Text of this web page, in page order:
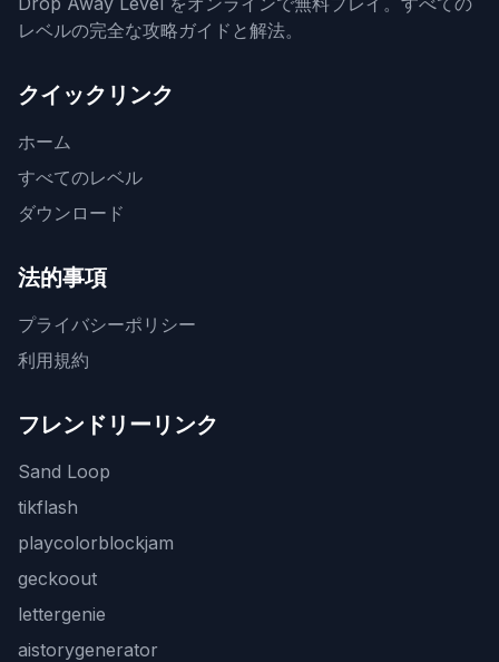
レベルの完全な攻略ガイドと解法。
クイックリンク
ホーム
すべてのレベル
ダウンロード
法的事項
プライバシーポリシー
利用規約
フレンドリーリンク
Sand Loop
tikflash
playcolorblockjam
geckoout
lettergenie
aistorygenerator